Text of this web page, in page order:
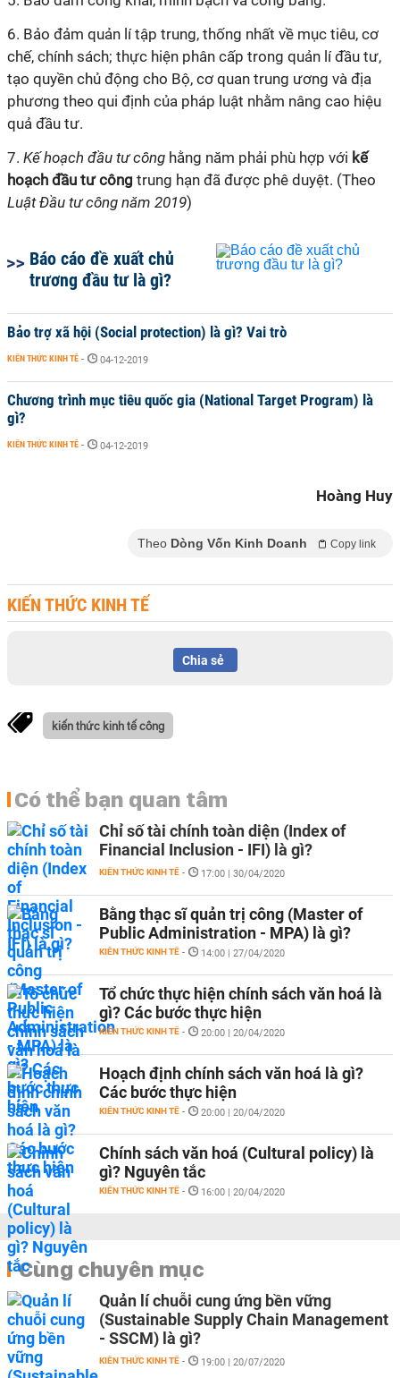
6. Bảo đảm quản lítập trung, thống nhất về mục tiêu, cơ
chế, chính sách; thực hiện phân cấp trong quản líđầu tư,
tạo quyền chủ động cho Bộ, cơ quan trung ương và địa
phương theo qui định của pháp luật nhằm nâng cao hiệu
quả đầu tư.
7. Kế hoạch đầu tư công hằng năm phải phù hợp với kế
hoạch đầu tư công trung hạn đã được phê duyệt. (Theo
Luật Đầu tư công năm 2019)
Báo cáo đề xuất chủ
trương đầu tư là gì?
Bảo trợ xã hội (Social protection) là gì? Vai trò
KIẾN THỨC KINH TẾ - 04-12-2019
Chương trình mục tiêu quốc gia (National Target Program) là
gì?
KIẾN THỨC KINH TẾ - 04-12-2019
Hoàng Huy
Theo Dòng Vốn Kinh Doanh Copy link
KIẾN THỨC KINH TẾ
Chia sẻ
kiến thức kinh tế công
Có thể bạn quan tâm
Chỉ số tài chính toàn diện (Index of
Financial Inclusion - IFI) là gì?
KIẾN THỨC KINH TẾ - 17:00 | 30/04/2020
Bằng thạc sĩ quản trị công (Master of
Public Administration - MPA) là gì?
KIẾN THỨC KINH TẾ - 14:00 | 27/04/2020
Tổ chức thực hiện chính sách văn hoá là
gì? Các bước thực hiện
KIẾN THỨC KINH TẾ - 20:00 | 20/04/2020
Hoạch định chính sách văn hoá là gì?
Các bước thực hiện
KIẾN THỨC KINH TẾ - 20:00 | 20/04/2020
Chính sách văn hoá (Cultural policy) là
gì? Nguyên tắc
KIẾN THỨC KINH TẾ - 16:00 | 20/04/2020
Cùng chuyên mục
Quản lí chuỗi cung ứng bền vững
(Sustainable Supply Chain Management
- SSCM) là gì?
KIẾN THỨC KINH TẾ - 19:00 | 20/07/2020